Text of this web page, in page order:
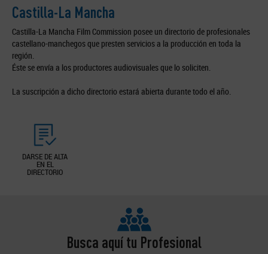
Castilla-La Mancha
Castilla-La Mancha Film Commission posee un directorio de profesionales
castellano-manchegos que presten servicios a la producción en toda la
región.
Éste se envía a los productores audiovisuales que lo soliciten.
La suscripción a dicho directorio estará abierta durante todo el año.
DARSE DE ALTA
EN EL
DIRECTORIO
Busca aquí tu Profesional